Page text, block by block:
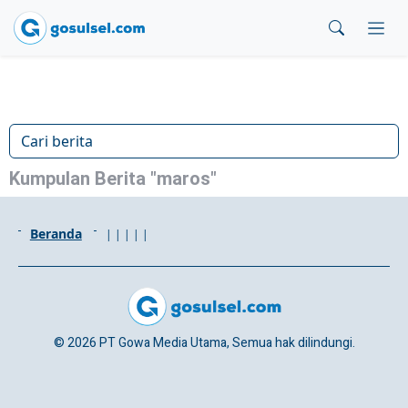
Kumpulan Berita "maros"
Beranda | | | | |
© 2026 PT Gowa Media Utama, Semua hak dilindungi.